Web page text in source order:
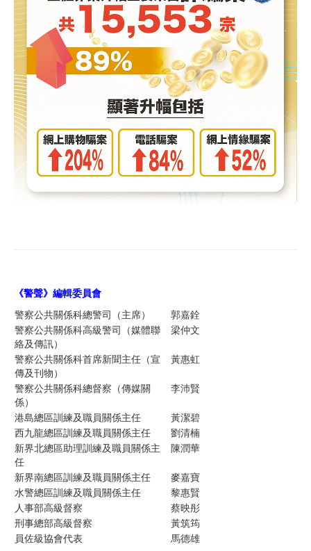
《警聲》編輯委員會
警察公共關係科總警司（主席）
郭嘉銓
警察公共關係科高級警司（媒體聯
絡及傳訊）
梁仲文
警察公共關係科首席新聞主任（宣
傳及刊物）
黃惠虹
警察公共關係科總督察（傳媒關
係）
李沛賢
港島總區訓練及職員關係主任
黃潔碧
西九龍總區訓練及職員關係主任
劉清楠
新界北總區助理訓練及職員關係主
任
陳潤華
新界南總區訓練及職員關係主任
麥嘉寶
水警總區訓練及職員關係主任
黎惠賢
人事部高級督察
蔡映彤
刑事總部高級督察
黃筑筠
員佐級協會代表
馬德雄